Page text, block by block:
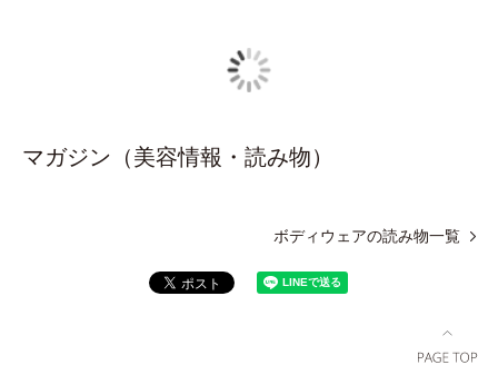
マガジン（美容情報・読み物）
ボディウェアの読み物一覧